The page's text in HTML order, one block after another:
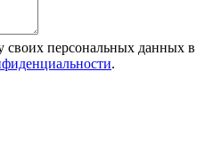
своих персональных данных в
.